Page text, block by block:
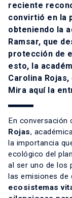
reciente
convirtió en la
obteniendo la
Ramsar, que
protección de
esto, la
Carolina
Mira aquíla
En conversación
Rojas,
la importancia
ecológico del
al ser uno de los
las emisiones de
ecosistemas